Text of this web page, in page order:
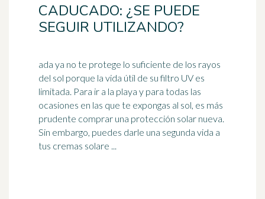
CADUCADO: ¿SE PUEDE
SEGUIR UTILIZANDO?
ada ya no te protege lo suficiente de los rayos
del sol porque la vida útil de su filtro UV es
limitada. Para ir a la playa y para todas las
ocasiones en las que te expongas al sol, es más
prudente comprar una protección solar nueva.
Sin embargo, puedes darle una segunda vida a
tus cremas solare ...